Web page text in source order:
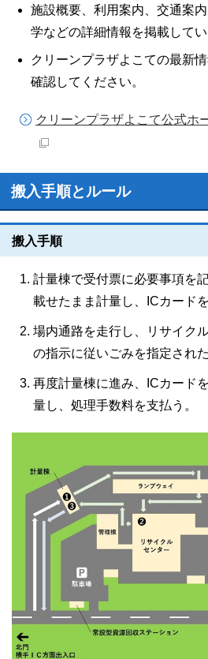
施設概要、利用案内、交通案
学などの詳細情報を掲載してい
クリーンプラザよこての最新
確認してください。
クリーンプラザよこて公式ホ
搬入手順とルール
搬入手順
計量棟で受付票に必要事項を
載せたまま計量し、ICカード
場内通路を走行し、リサイク
の指示に従いごみを指定され
再度計量棟に進み、ICカード
量し、処理手数料を支払う。